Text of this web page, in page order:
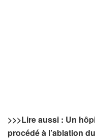
>>>Lire aussi : Un
procédé à l’ablation